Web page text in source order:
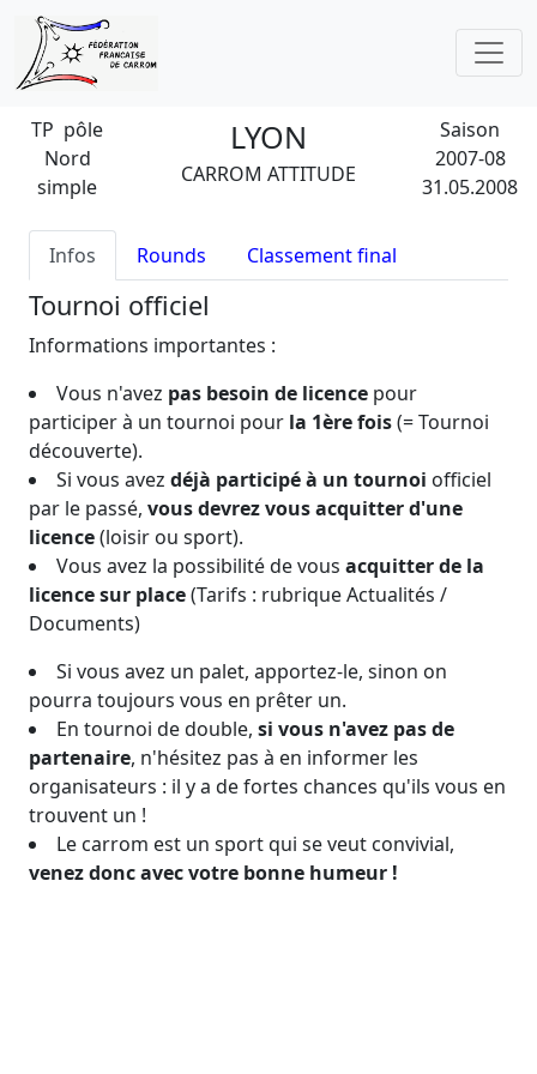
TP pôle
Nord
simple
LYON
CARROM ATTITUDE
Saison
2007-08
31.05.2008
Infos Rounds Classement final
Tournoi officiel
Informations importantes :
Vous n'avez pas besoin de licence pour
participer à un tournoi pour la 1ère fois(= Tournoi
découverte).
Si vous avez déjà participé à un tournoi officiel
par le passé, vous devrez vous acquitter d'une
licence(loisir ou sport).
Vous avez la possibilité de vous acquitter de la
licence sur place(Tarifs : rubrique Actualités /
Documents)
Si vous avez un palet, apportez-le, sinon on
pourra toujours vous en prêter un.
En tournoi de double, si vous n'avez pas de
partenaire, n'hésitez pas à en informer les
organisateurs : il y a de fortes chances qu'ils vous en
trouvent un !
Le carrom est un sport qui se veut convivial,
venez donc avec votre bonne humeur !